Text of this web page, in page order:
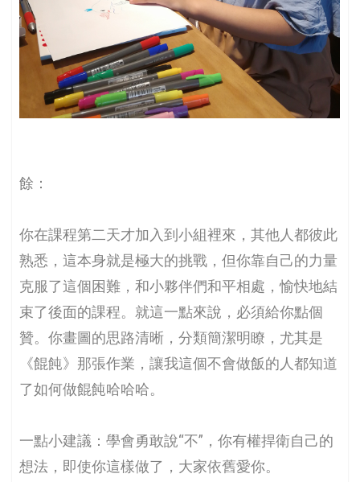
餘：
你在課程第二天才加入到小組裡來，其他人都彼此
熟悉，這本身就是極大的挑戰，但你靠自己的力量
克服了這個困難，和小夥伴們和平相處，愉快地結
束了後面的課程。就這一點來說，必須給你點個
贊。你畫圖的思路清晰，分類簡潔明瞭，尤其是
《餛飩》那張作業，讓我這個不會做飯的人都知道
了如何做餛飩哈哈哈。
一點小建議：學會勇敢說“不”，你有權捍衛自己的
想法，即使你這樣做了，大家依舊愛你。